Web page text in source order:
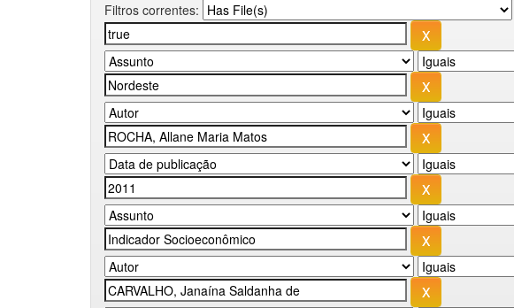
Filtros correntes: